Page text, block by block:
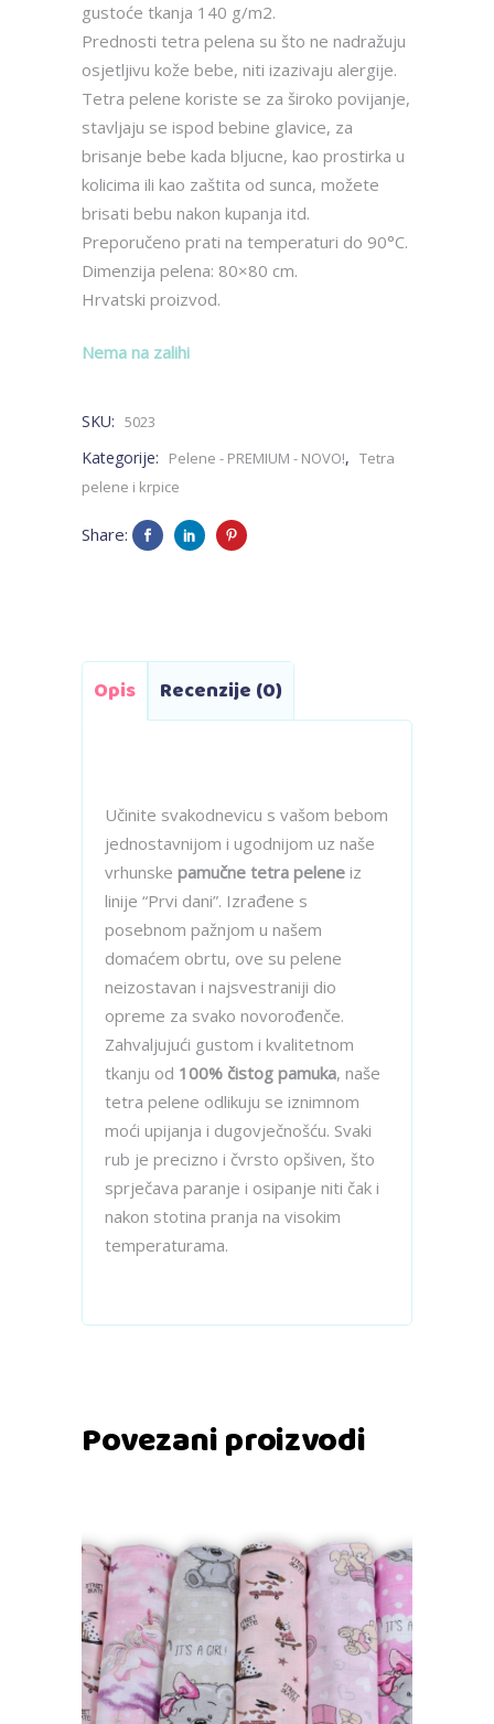
gustoće tkanja 140 g/m2.
Prednosti tetra pelena su što ne nadražuju
osjetljivu kože bebe, niti izazivaju alergije.
Tetra pelene koriste se za široko povijanje,
stavljaju se ispod bebine glavice, za
brisanje bebe kada bljucne, kao prostirka u
kolicima ili kao zaštita od sunca, možete
brisati bebu nakon kupanja itd.
Preporučeno prati na temperaturi do 90°C.
Dimenzija pelena: 80×80 cm.
Hrvatski proizvod.
Nema na zalihi
SKU: 5023
Kategorije: Pelene - PREMIUM - NOVO!, Tetra
pelene i krpice
Share:
Opis Recenzije (0)
Učinite svakodnevicu s vašom bebom
jednostavnijom i ugodnijom uz naše
vrhunske pamučne tetra pelene iz
linije “Prvi dani”. Izrađene s
posebnom pažnjom u našem
domaćem obrtu, ove su pelene
neizostavan i najsvestraniji dio
opreme za svako novorođenče.
Zahvaljujući gustom i kvalitetnom
tkanju od 100% čistog pamuka, naše
tetra pelene odlikuju se iznimnom
moći upijanja i dugovječnošću. Svaki
rub je precizno i čvrsto opšiven, što
sprječava paranje i osipanje niti čak i
nakon stotina pranja na visokim
temperaturama.
Povezani proizvodi
Dodaj u košaricu